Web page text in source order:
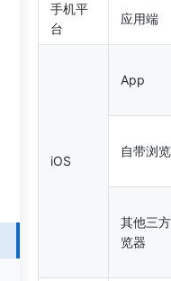
手机平
台
应用端
iOS
App
自带浏
其他三
览器